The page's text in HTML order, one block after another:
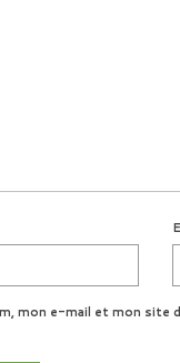
mon e-mail et mon site